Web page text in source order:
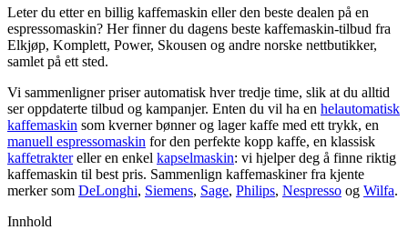
Leter du etter en billig kaffemaskin eller den beste dealen på en
espressomaskin? Her finner du dagens beste kaffemaskin-tilbud fra
Elkjøp, Komplett, Power, Skousen og andre norske nettbutikker,
samlet på ett sted.
Vi sammenligner priser automatisk hver tredje time, slik at du alltid
ser oppdaterte tilbud og kampanjer. Enten du vil ha en helautomatisk
kaffemaskin som kverner bønner og lager kaffe med ett trykk, en
manuell espressomaskin for den perfekte kopp kaffe, en klassisk
kaffetraktereller en enkel kapselmaskin: vi hjelper deg å finne riktig
kaffemaskin til best pris. Sammenlign kaffemaskiner fra kjente
merker som DeLonghi, Siemens, Sage, Philips, Nespresso og Wilfa.
Innhold